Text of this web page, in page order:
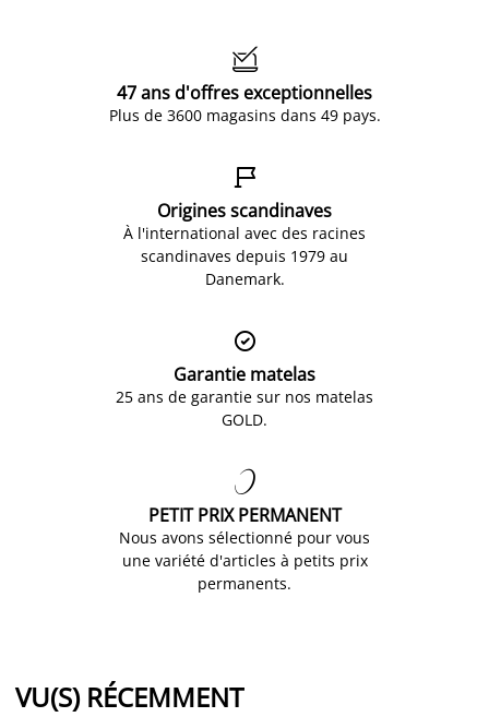

47 ans d'offres exceptionnelles
Plus de 3600 magasins dans 49 pays.

Origines scandinaves
À l'international avec des racines
scandinaves depuis 1979 au
Danemark.

Garantie matelas
25 ans de garantie sur nos matelas
GOLD.

PETIT PRIX PERMANENT
Nous avons sélectionné pour vous
une variété d'articles à petits prix
permanents.
VU(S) RÉCEMMENT